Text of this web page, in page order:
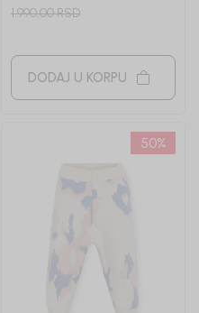
1.990,00RSD
DODAJ U KORPU
50%